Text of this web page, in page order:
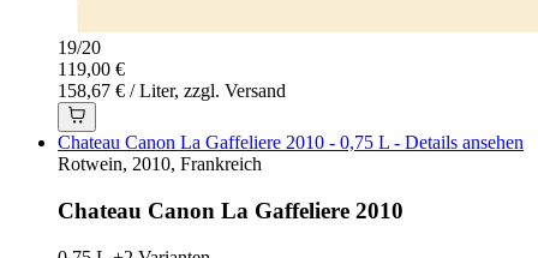
19/20
119,00 €
158,67 € / Liter, zzgl. Versand
Chateau Canon La Gaffeliere 2010 - 0,75 L - Details ansehen
Rotwein, 2010, Frankreich
Chateau Canon La Gaffeliere 2010